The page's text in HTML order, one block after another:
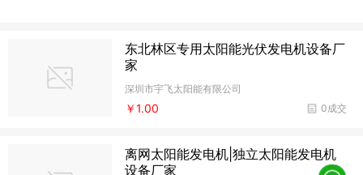
东北林区专用太阳能光伏发电机设备厂
家
深圳市宇飞太阳能有限公司
0成交
￥1.00
离网太阳能发电机|独立太阳能发电机
设备厂家